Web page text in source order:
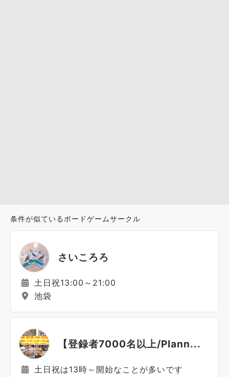
条件が似ているボードゲームサークル
さいころろ
土日祝13:00～21:00
池袋
【登録者7000名以上/Plann...
土日祝は13時～開始なことが多いです